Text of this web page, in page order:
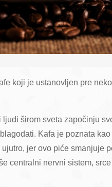
koji je ustanovljen pre
širom sveta započinju
Kafa je poznata
jer ovo piće smanjuje
centralni nervni sistem,